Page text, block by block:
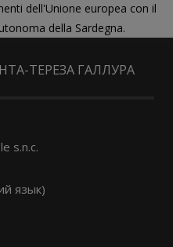
dell'Unione europea con il
della Sardegna.
ТЕРЕЗА ГАЛЛУРА
s.n.c.
язык)